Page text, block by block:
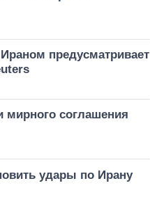
предусматривает
соглашения
удары по Ирану